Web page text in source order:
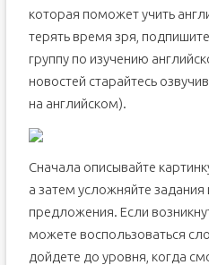
которая поможет учить
терять время зря,
группу по изучению
новостей старайтесь
на английском).
Сначала описывайте
а затем усложняйте
предложения. Если
можете воспользоваться
дойдете до уровня, когда